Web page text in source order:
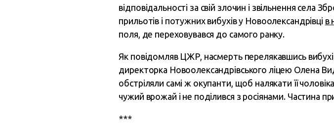
відповідальності за свій злочин і звільнення села
прильотів і потужних вибухів у Новоолександрівці в
поля, де переховувався до самого ранку.
Як повідомляв ЦЖР, насмерть перелякавшись
директорка Новоолександрівського ліцею Олена
обстріляли самі ж окупанти, щоб налякати її
чужий врожай і не поділився з росіянами. Частина
***